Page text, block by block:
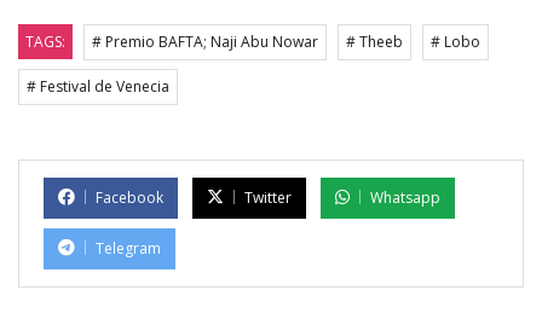
TAGS: # Premio BAFTA; Naji Abu Nowar # Theeb # Lobo
# Festival de Venecia
Facebook Twitter Whatsapp
Telegram